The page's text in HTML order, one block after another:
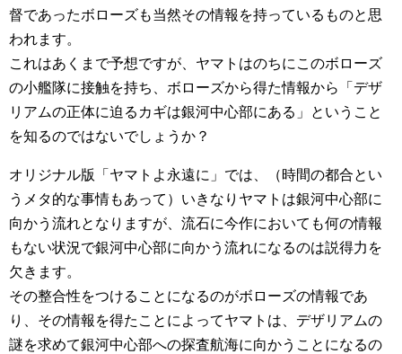
督であったボローズも当然その情報を持っているものと思
われます。
これはあくまで予想ですが、ヤマトはのちにこのボローズ
の小艦隊に接触を持ち、ボローズから得た情報から「デザ
リアムの正体に迫るカギは銀河中心部にある」ということ
を知るのではないでしょうか？
オリジナル版「ヤマトよ永遠に」では、（時間の都合とい
うメタ的な事情もあって）いきなりヤマトは銀河中心部に
向かう流れとなりますが、流石に今作においても何の情報
もない状況で銀河中心部に向かう流れになるのは説得力を
欠きます。
その整合性をつけることになるのがボローズの情報であ
り、その情報を得たことによってヤマトは、デザリアムの
謎を求めて銀河中心部への探査航海に向かうことになるの